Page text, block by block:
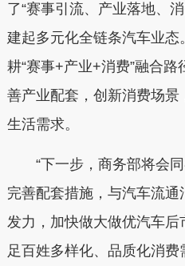
了“赛事引流、产业落地、
建起多元化全链条汽车业态
耕“赛事+产业+消费”融合
善产业配套，创新消费场
生活需求。
“下一步，商务部将会同
完善配套措施，与汽车流通
发力，加快做大做优汽车
足百姓多样化、品质化消费